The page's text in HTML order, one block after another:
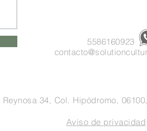
5586160923
Reynosa 34, Col. Hipódromo, 06100,
Aviso de privacidad